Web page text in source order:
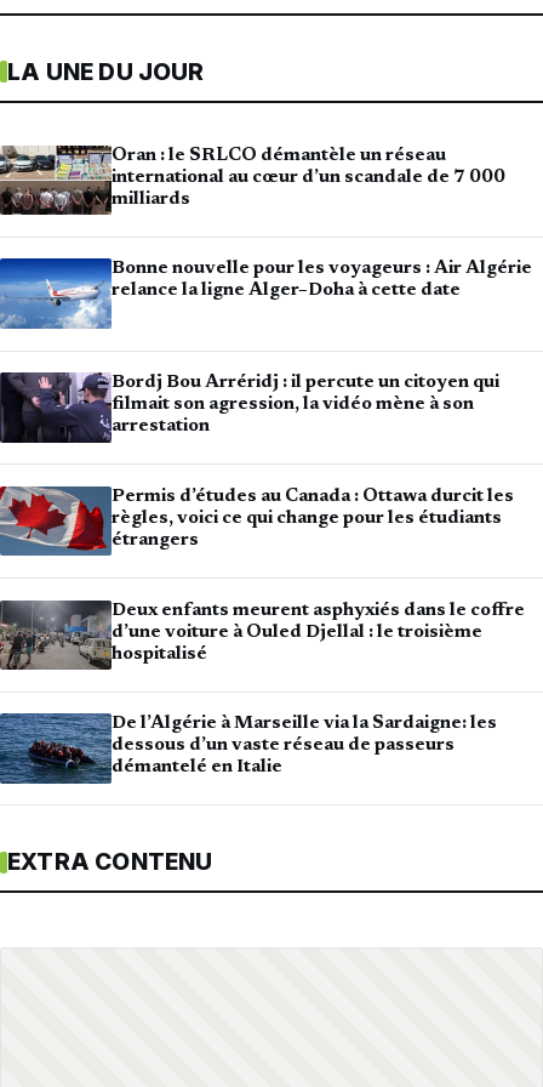
LA UNE DU JOUR
Oran : le SRLCO démantèle un réseau
international au cœur d’un scandale de 7 000
milliards
Bonne nouvelle pour les voyageurs : Air Algérie
relance la ligne Alger–Doha à cette date
Bordj Bou Arréridj : il percute un citoyen qui
filmait son agression, la vidéo mène à son
arrestation
Permis d’études au Canada : Ottawa durcit les
règles, voici ce qui change pour les étudiants
étrangers
Deux enfants meurent asphyxiés dans le coffre
d’une voiture à Ouled Djellal : le troisième
hospitalisé
De l’Algérie à Marseille via la Sardaigne: les
dessous d’un vaste réseau de passeurs
démantelé en Italie
EXTRA CONTENU